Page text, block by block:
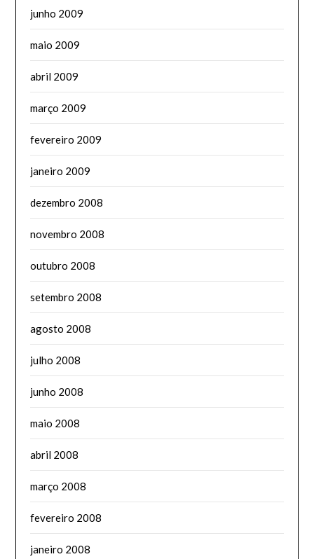
junho 2009
maio 2009
abril 2009
março 2009
fevereiro 2009
janeiro 2009
dezembro 2008
novembro 2008
outubro 2008
setembro 2008
agosto 2008
julho 2008
junho 2008
maio 2008
abril 2008
março 2008
fevereiro 2008
janeiro 2008